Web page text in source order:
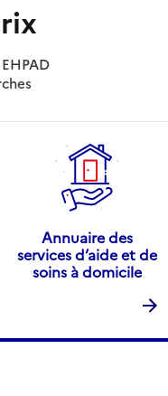
Annuaire des
services d’aide et de
soins à domicile